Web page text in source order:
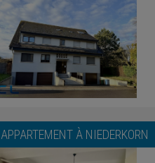
APPARTEMENT À NIEDERKORN